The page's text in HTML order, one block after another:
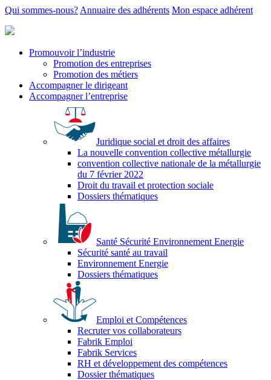
Qui sommes-nous? Annuaire des adhérents Mon espace adhérent
Promouvoir l’industrie
Promotion des entreprises
Promotion des métiers
Accompagner le dirigeant
Accompagner l’entreprise
Juridique social et droit des affaires
La nouvelle convention collective métallurgie
convention collective nationale de la métallurgie
du 7 février 2022
Droit du travail et protection sociale
Dossiers thématiques
Santé Sécurité Environnement Energie
Sécurité santé au travail
Environnement Energie
Dossiers thématiques
Emploi et Compétences
Recruter vos collaborateurs
Fabrik Emploi
Fabrik Services
RH et développement des compétences
Dossier thématiques